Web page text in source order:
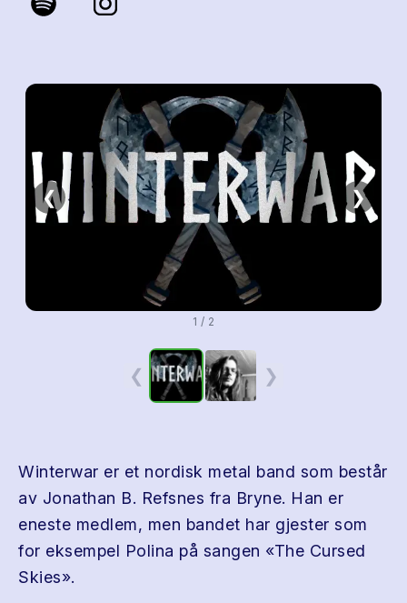
❮ ❯
1 / 2
❮ ❯
Winterwar er et nordisk metal band som består
av Jonathan B. Refsnes fra Bryne. Han er
eneste medlem, men bandet har gjester som
for eksempel Polina på sangen «The Cursed
Skies».